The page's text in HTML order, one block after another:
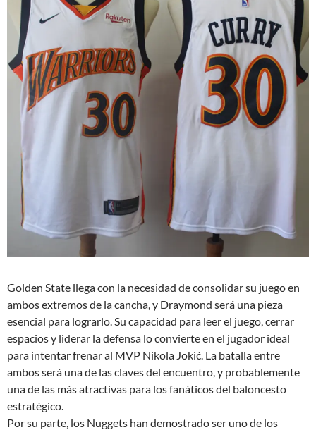
Golden State llega con la necesidad de consolidar su juego en
ambos extremos de la cancha, y Draymond será una pieza
esencial para lograrlo. Su capacidad para leer el juego, cerrar
espacios y liderar la defensa lo convierte en el jugador ideal
para intentar frenar al MVP Nikola Jokić. La batalla entre
ambos será una de las claves del encuentro, y probablemente
una de las más atractivas para los fanáticos del baloncesto
estratégico.
Por su parte, los Nuggets han demostrado ser uno de los